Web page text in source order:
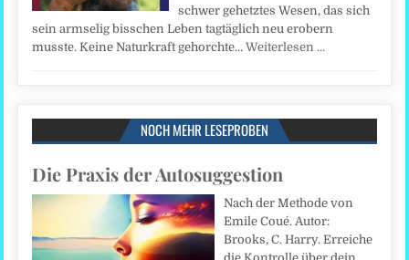
schwer gehetztes Wesen, das sich
sein armselig bisschen Leben tagtäglich neu erobern
musste. Keine Naturkraft gehorchte…Weiterlesen …
NOCH MEHR LESEPROBEN
Die Praxis der Autosuggestion
Nach der Methode von
Emile Coué. Autor:
Brooks, C. Harry. Erreiche